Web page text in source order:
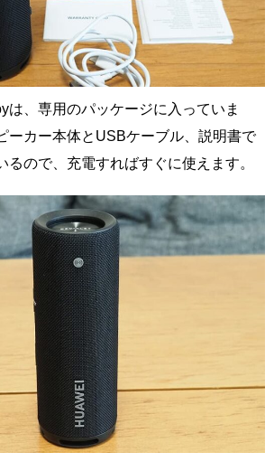
は、専用のパッケージに入っていま
ーカー本体とUSBケーブル、説明書で
るので、充電すればすぐに使えます。